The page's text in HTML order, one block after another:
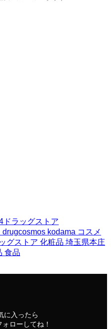
ドラッグストア
drugcosmos kodama コスメ
グストア 化粧品 埼玉県本庄
食品
に入ったら
ローしてね！